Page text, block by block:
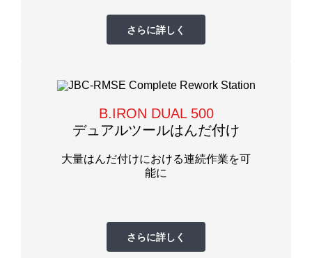
さらに詳しく
B.IRON DUAL 500
デュアルツールはんだ付け
大量はんだ付けにおける連続作業を可
能に
さらに詳しく